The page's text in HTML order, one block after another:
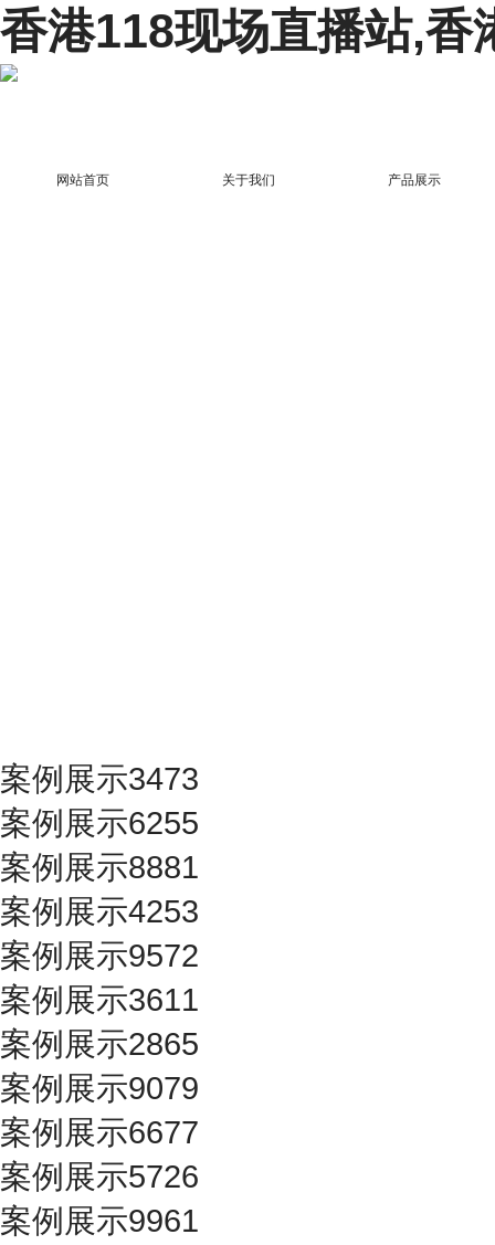
香港118现场直播站,香
网站首页 关于我们 产品展示
案例展示3473
案例展示6255
案例展示8881
案例展示4253
案例展示9572
案例展示3611
案例展示2865
案例展示9079
案例展示6677
案例展示5726
案例展示9961